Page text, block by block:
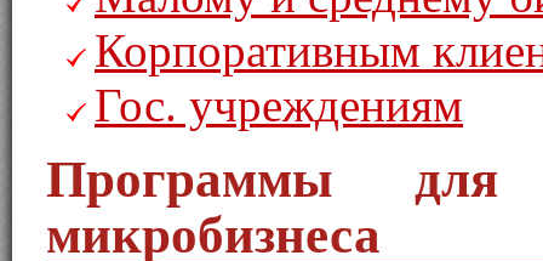
Корпоративным
Гос. учреждениям
Программы для
микробизнеса